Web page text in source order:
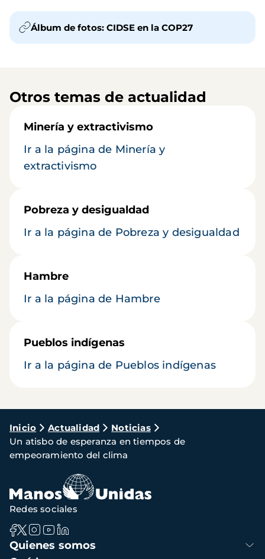
Álbum de fotos: CIDSE en la COP27
Otros temas de actualidad
Minería y extractivismo
Ir a la página de Minería y
extractivismo
Pobreza y desigualdad
Ir a la página de Pobreza y desigualdad
Hambre
Ir a la página de Hambre
Pueblos indígenas
Ir a la página de Pueblos indígenas
Ruta
de
navegación
Inicio Actualidad
Noticias
Un atisbo de esperanza en tiempos de
empeoramiento del clima
Navegación
principal
Quienes somos
Redes sociales